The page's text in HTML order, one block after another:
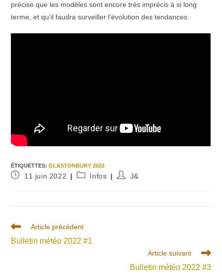
précise que les modèles sont encore très imprécis à si long
terme, et qu’il faudra surveiller l’évolution des tendances.
ÉTIQUETTES:GLASTONBURY 2022
Publication
11 juin 2022
PostInfos
Auteur/autrice
J&
Read
articles
Article précédent
Bulletin météo 2022 #1
Article suivant
Bulletin météo 2022 #3